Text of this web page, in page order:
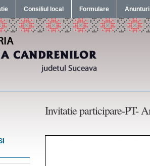
Consiliul local Formulare Anunturi
Invitatie participare-PT-